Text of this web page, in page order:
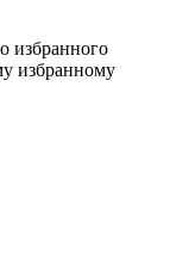
избранного
избранному